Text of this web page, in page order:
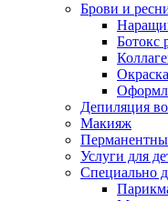
Брови и
Ботокс
Депиляция
Макияж
Услуги для
Специально